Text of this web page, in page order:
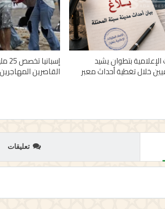
الإعلامية بتطوان يشيد
خلال تغطية أحداث معبر القاصرين
تعليقات